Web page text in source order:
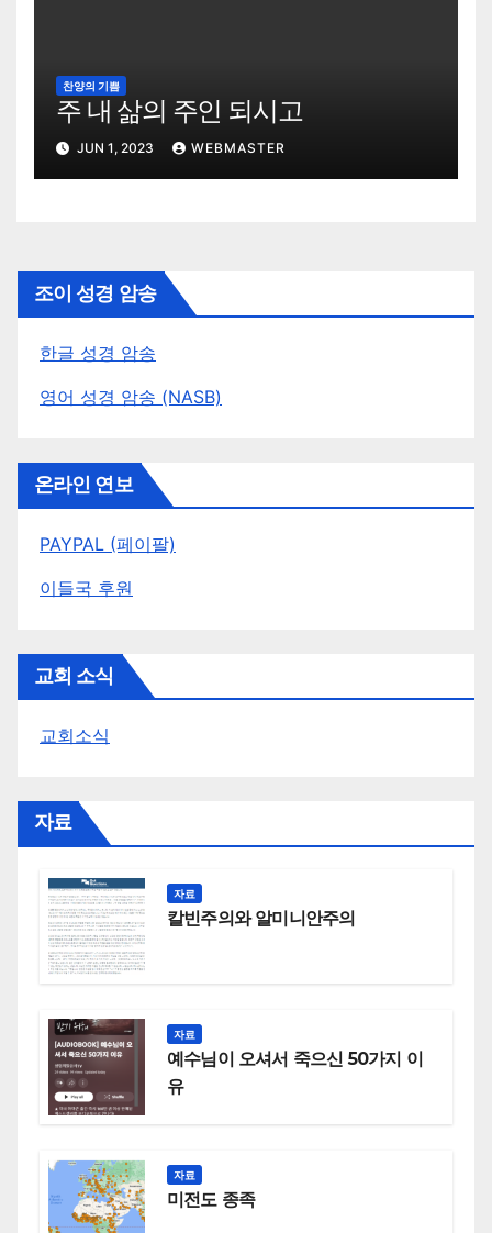
찬양의 기쁨
주 내 삶의 주인 되시고
JUN 1, 2023 WEBMASTER
조이 성경 암송
한글 성경 암송
영어 성경 암송 (NASB)
온라인 연보
PAYPAL (페이팔)
이들국 후원
교회 소식
교회소식
자료
자료
칼빈주의와 알미니안주의
자료
예수님이 오셔서 죽으신 50가지 이
유
자료
미전도 종족